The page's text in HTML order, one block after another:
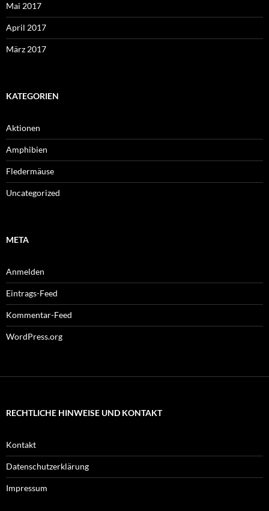
Mai 2017
April 2017
März 2017
KATEGORIEN
Aktionen
Amphibien
Fledermäuse
Uncategorized
META
Anmelden
Eintrags-Feed
Kommentar-Feed
WordPress.org
RECHTLICHE HINWEISE UND KONTAKT
Kontakt
Datenschutzerklärung
Impressum